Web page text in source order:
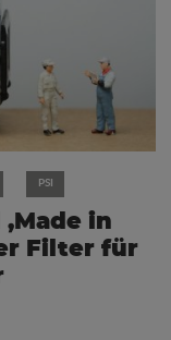
PSI
in
Filter für